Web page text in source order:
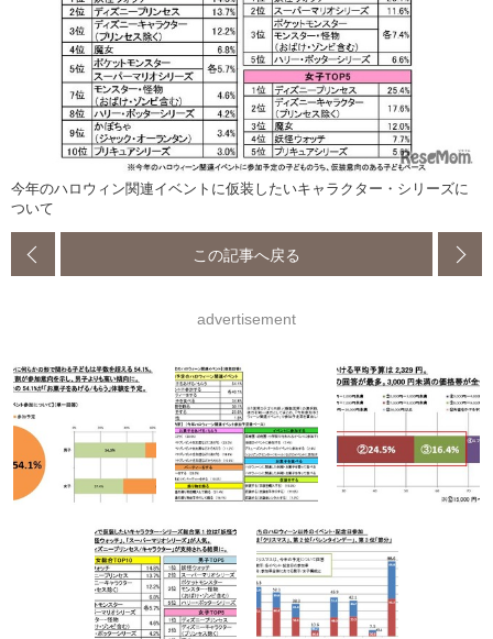
今年のハロウィン関連イベントに仮装したいキャラクター・シリーズに
ついて
この記事へ戻る
advertisement